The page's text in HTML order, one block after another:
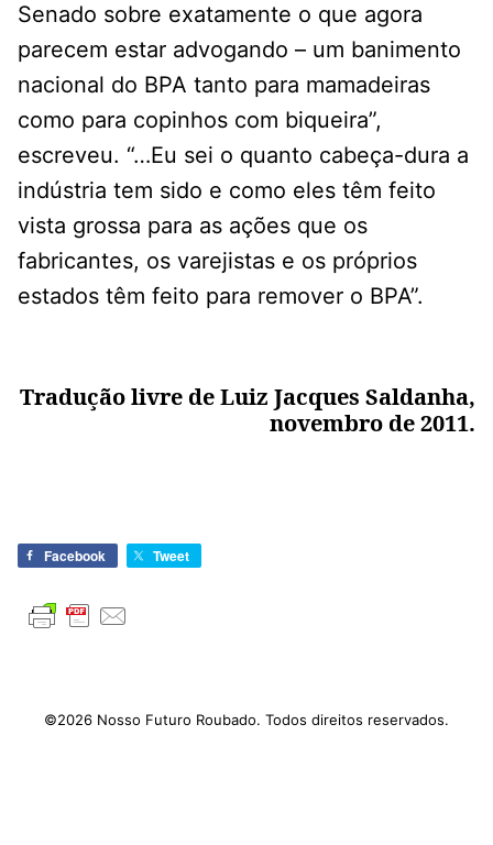
Senado sobre exatamente o que agora
parecem estar advogando – um banimento
nacional do BPA tanto para mamadeiras
como para copinhos com biqueira”,
escreveu. “…Eu sei o quanto cabeça-dura a
indústria tem sido e como eles têm feito
vista grossa para as ações que os
fabricantes, os varejistas e os próprios
estados têm feito para remover o BPA”.
Tradução livre de Luiz Jacques Saldanha,
novembro de 2011.
Facebook Tweet
©2026 Nosso Futuro Roubado. Todos direitos reservados.